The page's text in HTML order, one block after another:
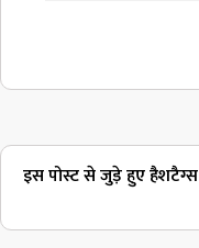
इस पोस्ट से जुड़े हुए हैशटैग्स